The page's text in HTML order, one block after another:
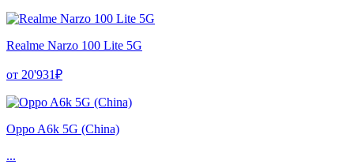
Realme Narzo 100 Lite 5G
от 20'931₽
Oppo A6k 5G (China)
...